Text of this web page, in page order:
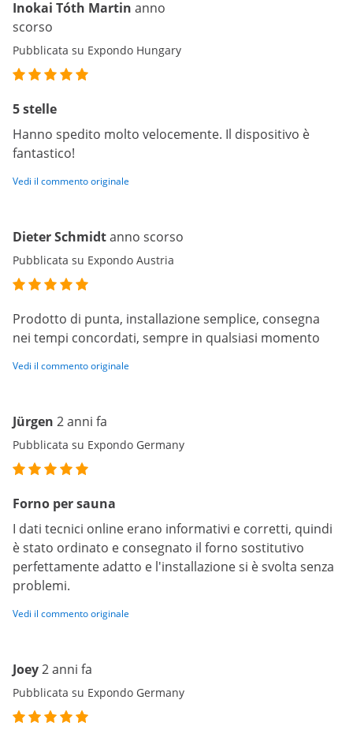
Inokai Tóth Martin anno
scorso
Pubblicata su Expondo Hungary
5 stelle
Hanno spedito molto velocemente. Il dispositivo è
fantastico!
Vedi il commento originale
Dieter Schmidtanno scorso
Pubblicata su Expondo Austria
Prodotto di punta, installazione semplice, consegna
nei tempi concordati, sempre in qualsiasi momento
Vedi il commento originale
Jürgen 2 anni fa
Pubblicata su Expondo Germany
Forno per sauna
I dati tecnici online erano informativi e corretti, quindi
è stato ordinato e consegnato il forno sostitutivo
perfettamente adatto e l'installazione si è svolta senza
problemi.
Vedi il commento originale
Joey2 anni fa
Pubblicata su Expondo Germany